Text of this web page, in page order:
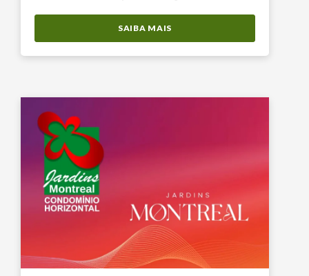
SAIBA MAIS